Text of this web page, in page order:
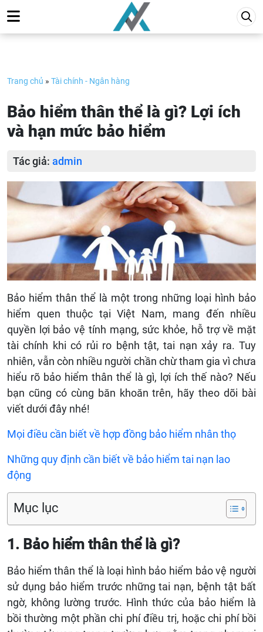
to
content
Trang chủ » Tài chính - Ngân hàng
Bảo hiểm thân thể là gì? Lợi ích
và hạn mức bảo hiểm
Tác giả: admin
Bảo hiểm thân thể là một trong những loại hình bảo
hiểm quen thuộc tại Việt Nam, mang đến nhiều
quyền lợi bảo vệ tính mạng, sức khỏe, hỗ trợ về mặt
tài chính khi có rủi ro bệnh tật, tai nạn xảy ra. Tuy
nhiên, vẫn còn nhiều người chần chừ tham gia vì chưa
hiểu rõ bảo hiểm thân thể là gì, lợi ích thế nào? Nếu
bạn cũng có cùng băn khoăn trên, hãy theo dõi bài
viết dưới đây nhé!
Mọi điều cần biết về hợp đồng bảo hiểm nhân thọ
Những quy định cần biết về bảo hiểm tai nạn lao
động
Mục lục
1. Bảo hiểm thân thể là gì?
Bảo hiểm thân thể là loại hình bảo hiểm bảo vệ người
sử dụng bảo hiểm trước những tai nạn, bệnh tật bất
ngờ, không lường trước. Hình thức của bảo hiểm là
bồi thường một phần chi phí điều trị, hoặc chi phí bồi